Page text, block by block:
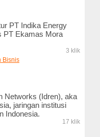
PT Indika Energy
PT Ekamas Mora
3 klik
Bisnis
Networks (Idren), aka
jaringan institusi
Indonesia.
17 klik